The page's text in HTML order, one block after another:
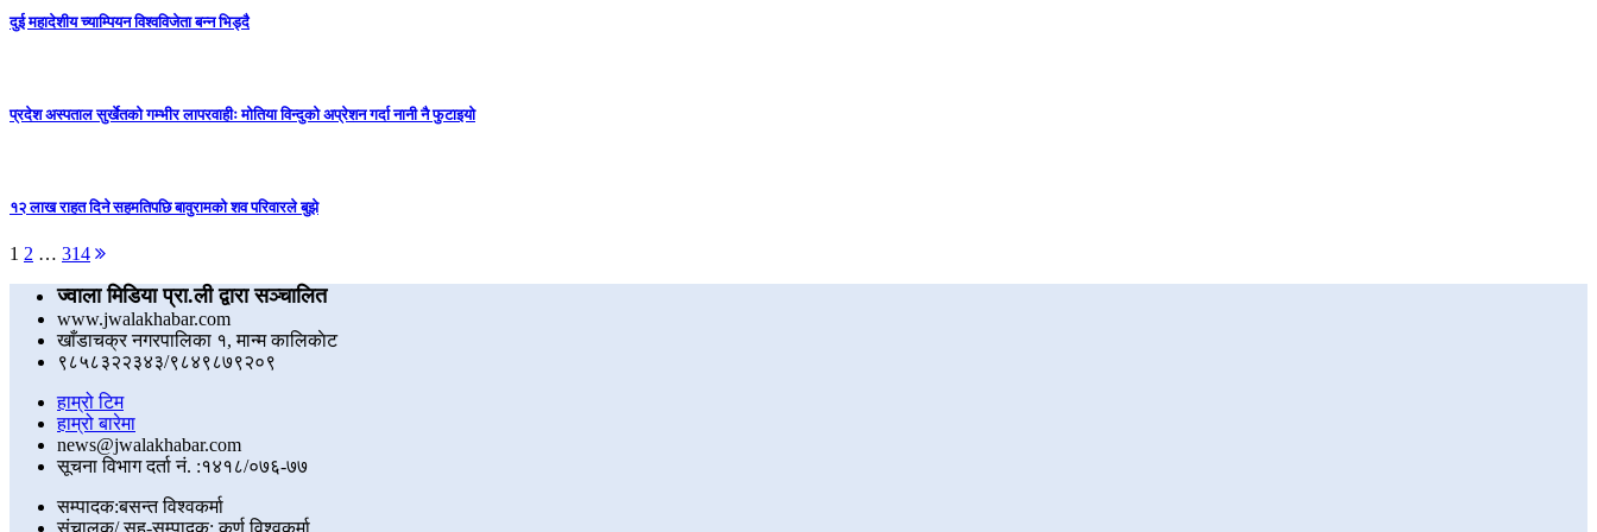
दुई महादेशीय च्याम्पियन विश्वविजेता बन्न भिड्दै
प्रदेश अस्पताल सुर्खेतको गम्भीर लापरवाहीः मोतिया विन्दुको अप्रेशन गर्दा नानी नै फुटाइयाे
१२ लाख राहत दिने सहमतिपछि बावुरामको शव परिवारले बुझे
Posts
pagination
1 2 … 314
Next
ज्वाला मिडिया प्रा.ली द्वारा सञ्चालित
www.jwalakhabar.com
खाँडाचक्र नगरपालिका १, मान्म कालिकाेट
९८५८३२२३४३/९८४९८७९२०९
हाम्रो टिम
हाम्रो बारेमा
news@jwalakhabar.com
सूचना विभाग दर्ता नं. :१४१८/०७६-७७
सम्पादक:बसन्त विश्वकर्मा